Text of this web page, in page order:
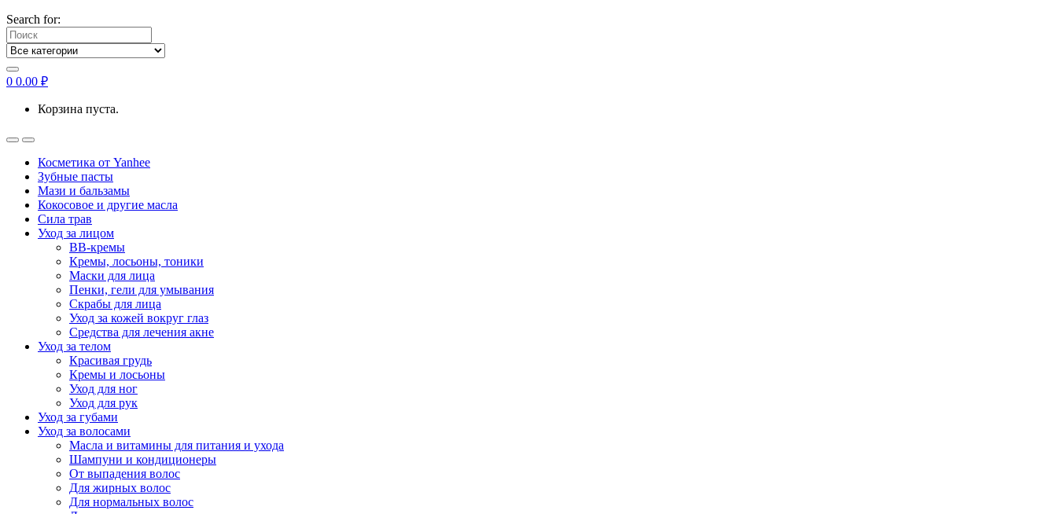
Search for:
0 0.00 ₽
Корзина пуста.
Косметика от Yanhee
Зубные пасты
Мази и бальзамы
Кокосовое и другие масла
Сила трав
Уход за лицом
BB-кремы
Кремы, лосьоны, тоники
Маски для лица
Пенки, гели для умывания
Скрабы для лица
Уход за кожей вокруг глаз
Средства для лечения акне
Уход за телом
Красивая грудь
Кремы и лосьоны
Уход для ног
Уход для рук
Уход за губами
Уход за волосами
Масла и витамины для питания и ухода
Шампуни и кондиционеры
От выпадения волос
Для жирных волос
Для нормальных волос